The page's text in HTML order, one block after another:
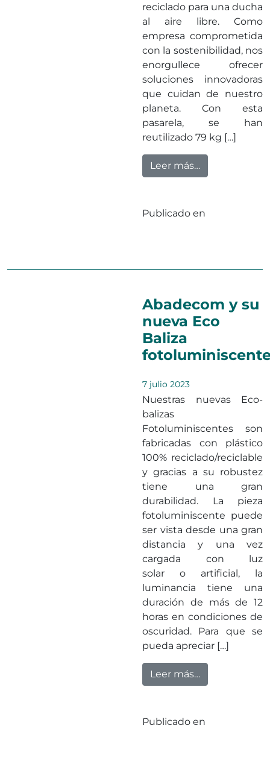
reciclado para una ducha
al aire libre. Como
empresa comprometida
con la sostenibilidad, nos
enorgullece ofrecer
soluciones innovadoras
que cuidan de nuestro
planeta. Con esta
pasarela, se han
reutilizado 79 kg […]
Leer más…
Publicado en
Abadecom y su
nueva Eco
Baliza
7 julio 2023
Nuestras nuevas Eco-
balizas
Fotoluminiscentes son
fabricadas con plástico
100% reciclado/reciclable
y gracias a su robustez
tiene una gran
durabilidad. La pieza
fotoluminiscente puede
ser vista desde una gran
distancia y una vez
cargada con luz
solar o artificial, la
luminancia tiene una
duración de más de 12
horas en condiciones de
oscuridad. Para que se
pueda apreciar […]
Leer más…
Publicado en